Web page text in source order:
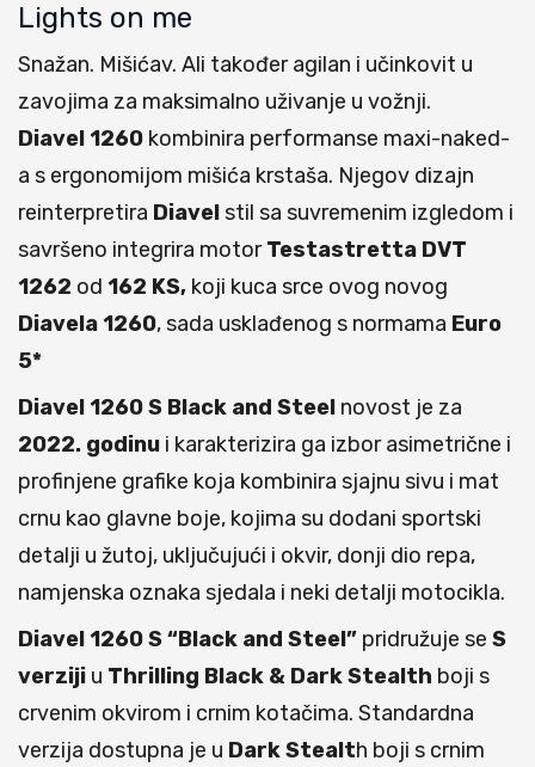
Lights on me
Snažan. Mišićav. Ali također agilan i učinkovit u
zavojima za maksimalno uživanje u vožnji.
Diavel 1260 kombinira performanse maxi-naked-
a s ergonomijom mišića krstaša. Njegov dizajn
reinterpretira Diavelstil sa suvremenim izgledom i
savršeno integrira motorTestastretta DVT
1262 od 162 KS, koji kuca srce ovog novog
Diavela 1260, sada usklađenog s normama Euro
5*
Diavel 1260 S Black and Steel novost je za
2022. godinu i karakterizira ga izbor asimetrične i
profinjene grafike koja kombinira sjajnu sivu i mat
crnu kao glavne boje, kojima su dodani sportski
detalji u žutoj, uključujući i okvir, donji dio repa,
namjenska oznaka sjedala i neki detalji motocikla.
Diavel 1260 S “Black and Steel” pridružuje se S
verziji u Thrilling Black & Dark Stealth boji s
crvenim okvirom i crnim kotačima. Standardna
verzija dostupna je u Dark Stealth boji s crnim